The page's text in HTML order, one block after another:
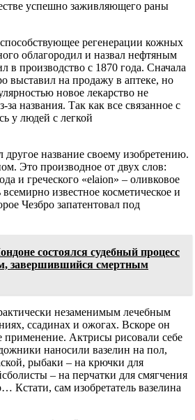
успешно заживляющего раны
регенерации кожных
облагородил и назвал нефтяным
в производство с 1870 года. Сначала
выставил на продажу в аптеке, но
новое лекарство не
за названия. Так как все связанное с
у людей с легкой
название своему изобретению.
Это производное от двух слов:
и греческого «elaion» – оливковое
известное косметическое и
Чезбро запатентовал под
состоялся судебный процесс
завершившийся смертным
незаменимым лечебным
ссадинах и ожогах. Вскоре он
применение. Актрисы рисовали себе
наносили вазелин на пол,
рыбаки – на крючки для
– на перчатки для смягчения
Кстати, сам изобретатель вазелина